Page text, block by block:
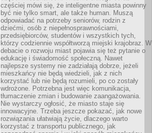
częściej mówi się, że inteligentne miasta powinny
być nie tylko smart, ale także human. Muszą
odpowiadać na potrzeby seniorów, rodzin z
dziećmi, osób z niepełnosprawnościami,
przedsiębiorców, studentów i wszystkich tych,
którzy codziennie współtworzą miejski krajobraz. W
debacie o rozwoju miast pojawia się też pytanie o
edukację i świadomość społeczną. Nawet
najlepsze systemy nie zadziałają dobrze, jeżeli
mieszkańcy nie będą wiedzieli, jak z nich
korzystać lub nie będą rozumieli, po co zostały
wdrożone. Potrzebna jest więc komunikacja,
tłumaczenie zmian i budowanie zaangażowania.
Nie wystarczy ogłosić, że miasto staje się
innowacyjne. Trzeba jeszcze pokazać, jak nowe
rozwiązania ułatwiają życie, dlaczego warto
korzystać z transportu publicznego, jak